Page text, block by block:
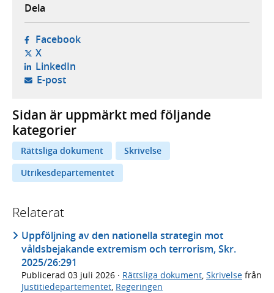
Dela
Facebook- öppnas i ny flik, extern webbplats,
X- öppnas i ny flik, extern webbplats,
LinkedIn- öppnas i ny flik, extern webbplats,
E-post- öppnar din e-postklient,
Sidan är uppmärkt med följande
kategorier
Rättsliga dokument
Skrivelse
Utrikesdepartementet
Relaterat
Uppföljning av den nationella strategin mot
våldsbejakande extremism och terrorism, Skr.
2025/26:291
Publicerad 03 juli 2026 · Rättsliga dokument, Skrivelse från
Justitiedepartementet, Regeringen